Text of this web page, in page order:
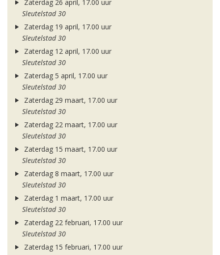
Zaterdag 26 april, 17.00 uur
Sleutelstad 30
Zaterdag 19 april, 17.00 uur
Sleutelstad 30
Zaterdag 12 april, 17.00 uur
Sleutelstad 30
Zaterdag 5 april, 17.00 uur
Sleutelstad 30
Zaterdag 29 maart, 17.00 uur
Sleutelstad 30
Zaterdag 22 maart, 17.00 uur
Sleutelstad 30
Zaterdag 15 maart, 17.00 uur
Sleutelstad 30
Zaterdag 8 maart, 17.00 uur
Sleutelstad 30
Zaterdag 1 maart, 17.00 uur
Sleutelstad 30
Zaterdag 22 februari, 17.00 uur
Sleutelstad 30
Zaterdag 15 februari, 17.00 uur